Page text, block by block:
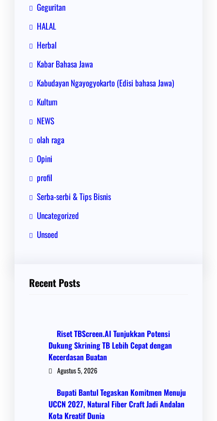
Geguritan
HALAL
Herbal
Kabar Bahasa Jawa
Kabudayan Ngayogyokarto (Edisi bahasa Jawa)
Kultum
NEWS
olah raga
Opini
profil
Serba-serbi & Tips Bisnis
Uncategorized
Unsoed
Recent Posts
Riset TBScreen.AI Tunjukkan Potensi
Dukung Skrining TB Lebih Cepat dengan
Kecerdasan Buatan
Agustus 5, 2026
Bupati Bantul Tegaskan Komitmen Menuju
UCCN 2027, Natural Fiber Craft Jadi Andalan
Kota Kreatif Dunia